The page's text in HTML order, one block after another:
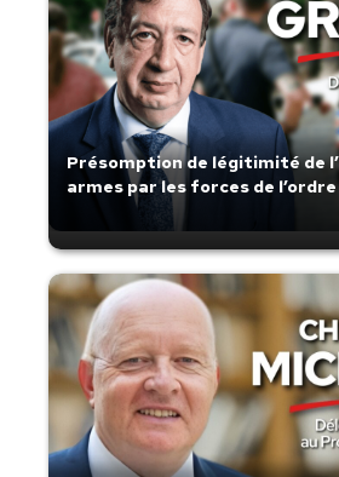
Présomption de légitimité de
armes par les forces de l’ordre